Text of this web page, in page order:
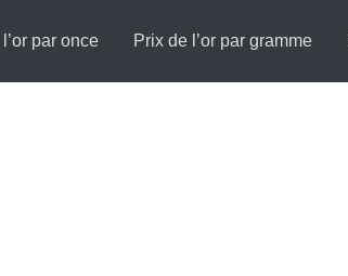
par once Prix de l’or par gramme